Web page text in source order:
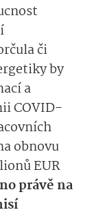
či
by
a
COVID-
obnovu
EUR
právě na